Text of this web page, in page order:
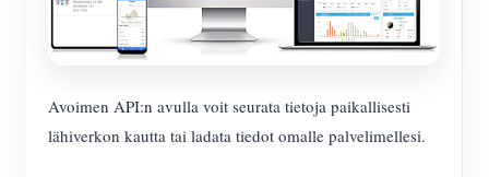
Avoimen API:n avulla voit seurata tietoja paikallisesti
lähiverkon kautta tai ladata tiedot omalle palvelimellesi.